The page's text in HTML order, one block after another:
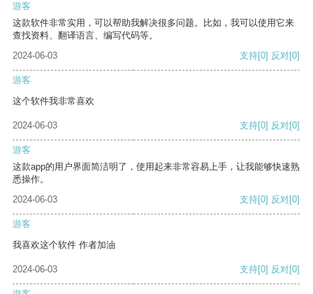
游客
这款软件非常实用，可以帮助我解决很多问题。比如，我可以使用它来
查找资料、翻译语言、编写代码等。
2024-06-03
支持[0] 反对[0]
游客
这个软件我非常喜欢
2024-06-03 支持[0] 反对[0]
游客
这款app的用户界面简洁明了，使用起来非常容易上手，让我能够快速熟
悉操作。
2024-06-03
支持[0] 反对[0]
游客
我喜欢这个软件 作者加油
2024-06-03 支持[0] 反对[0]